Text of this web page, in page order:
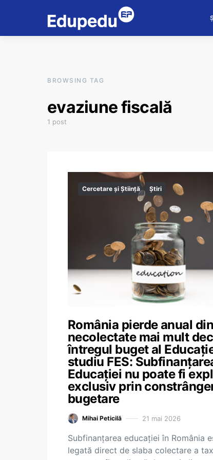
BROWSING TAG
evaziune fiscală
1 post
Cercetare și Știință Știri
România pierde anual
necolectate mai mult
întregul buget al
studiu FES:
Educației nu poate fi
exclusiv prin
bugetare
Mihai Peticilă 21 mai 2026
Subfinanțarea educației în România
legată direct de slaba colectare a